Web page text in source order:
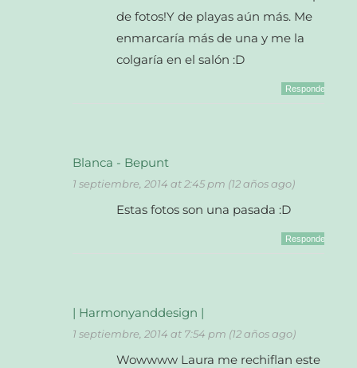
de fotos!Y de playas aún más. Me
enmarcaría más de una y me la
colgaría en el salón :D
Responder
Blanca - Bepunt
1 septiembre, 2014 at 2:45 pm (12 años ago)
Estas fotos son una pasada :D
Responder
| Harmonyanddesign |
1 septiembre, 2014 at 7:54 pm (12 años ago)
Wowwww Laura me rechiflan este